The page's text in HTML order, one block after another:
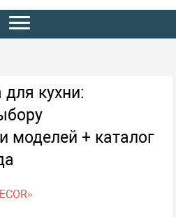
для кухни:
моделей + каталог